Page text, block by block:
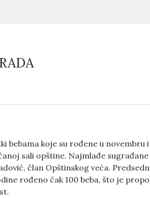
koje su rođene u novembru
sali opštine. Najmlađe
član Opštinskog veća.
rođeno čak 100 beba, što je